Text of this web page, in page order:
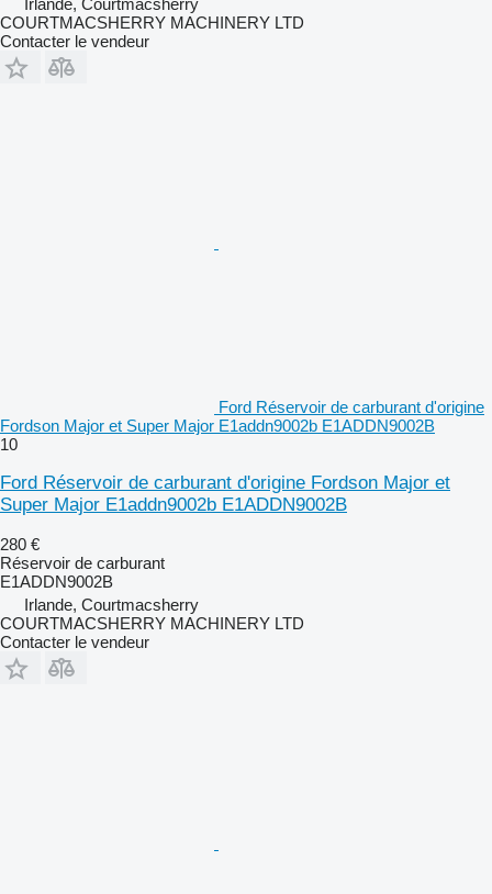
COURTMACSHERRY MACHINERY LTD
Contacter le vendeur
Ford Réservoir de carburant d'origine
Fordson Major et Super Major E1addn9002b E1ADDN9002B
10
Ford Réservoir de carburant d'origine Fordson Major et
Super Major E1addn9002b E1ADDN9002B
280 €
Réservoir de carburant
E1ADDN9002B
Irlande, Courtmacsherry
COURTMACSHERRY MACHINERY LTD
Contacter le vendeur